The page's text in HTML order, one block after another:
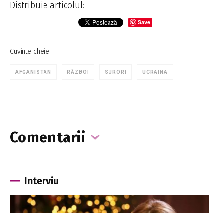
Distribuie articolul:
Save
Cuvinte cheie:
AFGANISTAN RĂZBOI SURORI UCRAINA
Comentarii
Interviu